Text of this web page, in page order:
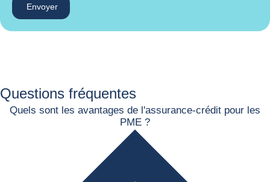
Envoyer
Questions fréquentes
Quels sont les avantages de l'assurance-crédit pour les
PME ?